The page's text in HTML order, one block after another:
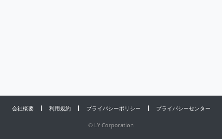
会社概要 利用規約 プライバシーポリシー プライバシーセンター
© LY Corporation